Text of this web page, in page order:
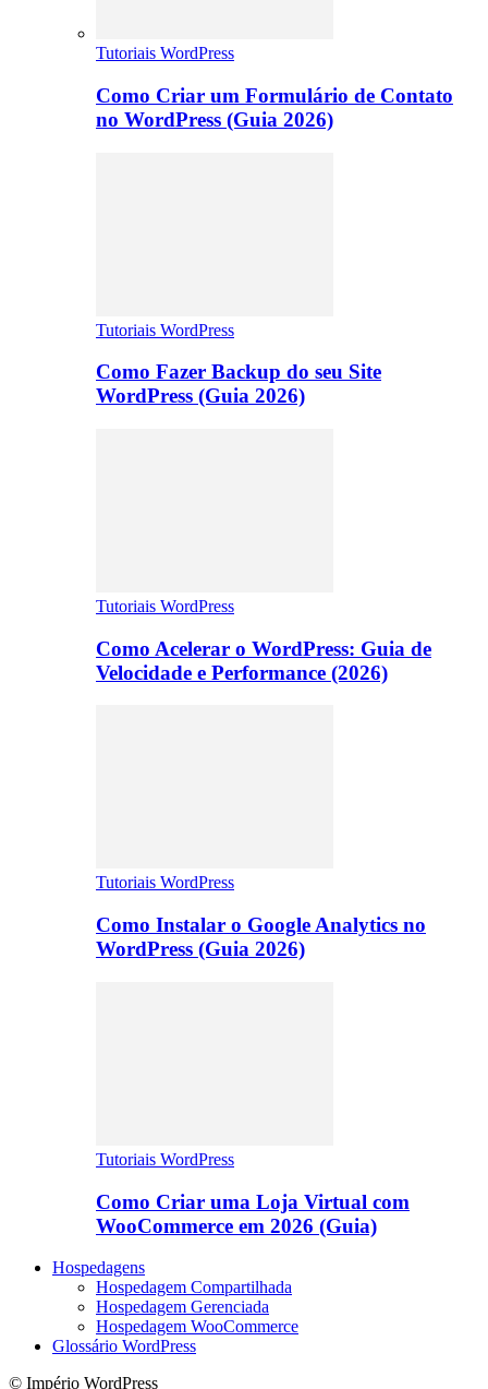
Tutoriais WordPress
Como Criar um Formulário de Contato
no WordPress (Guia 2026)
Tutoriais WordPress
Como Fazer Backup do seu Site
WordPress (Guia 2026)
Tutoriais WordPress
Como Acelerar o WordPress: Guia de
Velocidade e Performance (2026)
Tutoriais WordPress
Como Instalar o Google Analytics no
WordPress (Guia 2026)
Tutoriais WordPress
Como Criar uma Loja Virtual com
WooCommerce em 2026 (Guia)
Hospedagens
Hospedagem Compartilhada
Hospedagem Gerenciada
Hospedagem WooCommerce
Glossário WordPress
© Império WordPress